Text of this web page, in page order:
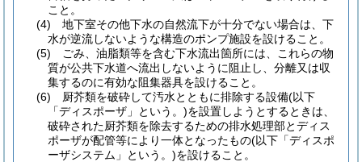
こと。
(4)
地下室その他下水の自然流下が十分でない場合は、下
水が逆流しないような構造のポンプ施設を設けること。
(5)
ごみ、油脂類等を含む下水流出箇所には、これらの物
質が公共下水道へ流出しないように阻止し、分離又は収
集するのに有効な阻集器具を設けること。
(6)
厨芥類を破砕して汚水とともに排除する設備(以下
「ディスポーザ」という。)を設置しようとするときは、
破砕された厨芥類を除去するための排水処理部とディス
ポーザが配管等により一体となったもの(以下「ディスポ
ーザシステム」という。)を設けること。